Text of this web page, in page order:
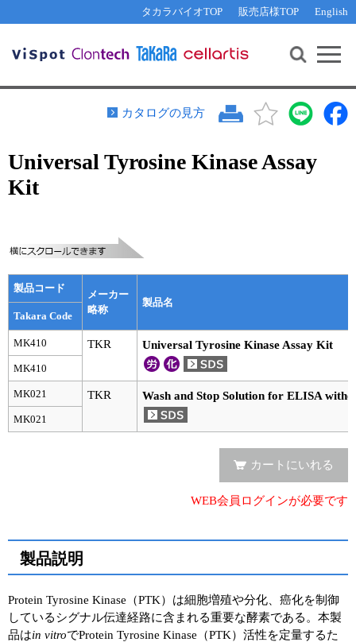
タカラバイオTOP 販売店様TOP English
機能解析・サイレンシング
PCR・等温増幅
リアルタイムPCR（qPCR）
テクニカルサポートライン
その他 ライセンスに関するご相談
遺伝子組換え生物該当製品
研究支援ツール
Cut-Site Navigator 制限酵素切断サイトの検索
In-Fusion Cloning プライマー設計
抗体検索サイト
リアルタイムPCR
リアルタイムPCR（プローブ法）
プライマー・プローブ検索・注文
機器ソフトウェア・ベクター配列ダウンロード
実験ガイド
リアルタイムPCR実験ガイド
遺伝子検査ガイド（食品・水質・家畜他）
細胞選択ガイド
エピジェネティクス実験ガイド
RNAi実験ガイド
お問い合わせ WEB会員登録
カタログの見方
Universal Tyrosine Kinase Assay
Kit
製品コード
メーカー
略称
製品名
Takara Code
MK410 TKR Universal Tyrosine Kinase Assay Kit
MK410
MK021 TKR Wash and Stop Solution for ELISA
MK021
カートにいれる
WEB会員ログインが必要です
製品説明
Protein Tyrosine Kinase（PTK）は細胞増殖や分化、癌化を制御
しているシグナル伝達経路に含まれる重要な酵素である。本製
品はin vitroでProtein Tyrosine Kinase（PTK）活性を定量するた